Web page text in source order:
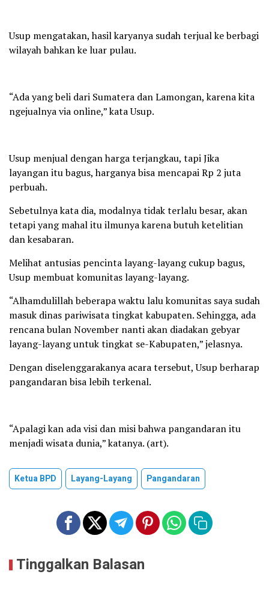
Usup mengatakan, hasil karyanya sudah terjual ke berbagi
wilayah bahkan ke luar pulau.
“Ada yang beli dari Sumatera dan Lamongan, karena kita
ngejualnya via online,” kata Usup.
Usup menjual dengan harga terjangkau, tapi Jika
layangan itu bagus, harganya bisa mencapai Rp 2 juta
perbuah.
Sebetulnya kata dia, modalnya tidak terlalu besar, akan
tetapi yang mahal itu ilmunya karena butuh ketelitian
dan kesabaran.
Melihat antusias pencinta layang-layang cukup bagus,
Usup membuat komunitas layang-layang.
“Alhamdulillah beberapa waktu lalu komunitas saya sudah
masuk dinas pariwisata tingkat kabupaten. Sehingga, ada
rencana bulan November nanti akan diadakan gebyar
layang-layang untuk tingkat se-Kabupaten,” jelasnya.
Dengan diselenggarakanya acara tersebut, Usup berharap
pangandaran bisa lebih terkenal.
“Apalagi kan ada visi dan misi bahwa pangandaran itu
menjadi wisata dunia,” katanya. (art).
Ketua BPD Layang-Layang Pangandaran
Tinggalkan Balasan